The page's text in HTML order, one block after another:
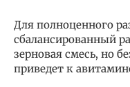
Для полноценного
сбалансированный
зерновая смесь, но
приведет к